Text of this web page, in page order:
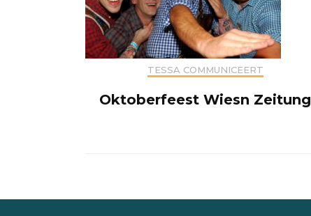
TESSA COMMUNICEERT
Oktoberfeest Wiesn Zeitung